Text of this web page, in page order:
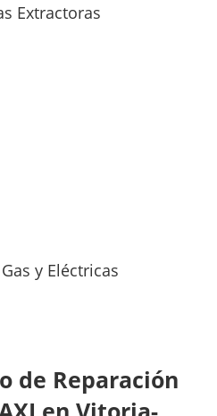
Extractoras
y Eléctricas
de Reparación